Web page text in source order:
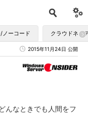
/ノーコード クラウドネイ
2015年11月24日 公開
んなときでも人間をフ